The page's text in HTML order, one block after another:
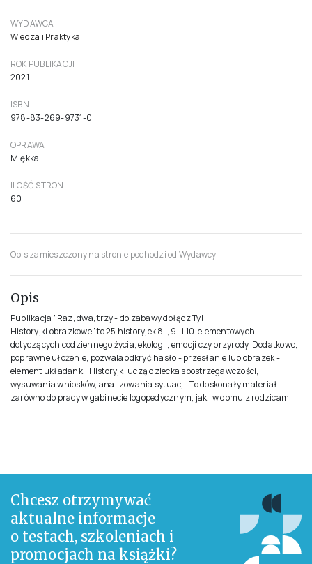
WYDAWCA
Wiedza i Praktyka
ROK PUBLIKACJI
2021
ISBN
978-83-269-9731-0
OPRAWA
Miękka
ILOŚĆ STRON
60
Opis zamieszczony na stronie pochodzi od Wydawcy
Opis
Publikacja "Raz, dwa, trzy - do zabawy dołącz Ty!
Historyjki obrazkowe" to 25 historyjek 8-, 9- i 10-elementowych
dotyczących codziennego życia, ekologii, emocji czy przyrody. Dodatkowo,
poprawne ułożenie, pozwala odkryć hasło - przesłanie lub obrazek -
element układanki. Historyjki uczą dziecka spostrzegawczości,
wysuwania wniosków, analizowania sytuacji. To doskonały materiał
zarówno do pracy w gabinecie logopedycznym, jak i w domu z rodzicami.
Chcesz otrzymywać
aktualne informacje
o testach, szkoleniach i
promocjach na książki?